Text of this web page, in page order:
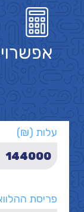
עלות (₪)
פריסת